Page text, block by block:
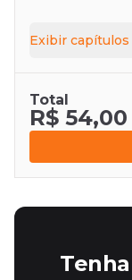
Exibir capítulos
Total
R$ 54,00